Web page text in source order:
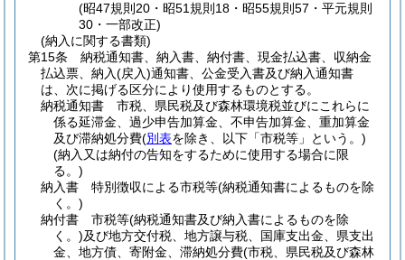
(昭47規則20・昭51規則18・昭55規則57・平元規則
30・一部改正)
(納入に関する書類)
第15条
納税通知書、納入書、納付書、現金払込書、収納金
払込票、納入(戻入)通知書、公金受入書及び納入通知書
は、次に掲げる区分により使用するものとする。
納税通知書 市税、県民税及び森林環境税並びにこれらに
係る延滞金、過少申告加算金、不申告加算金、重加算金
及び滞納処分費(別表を除き、以下「市税等」という。)
(納入又は納付の告知をするために使用する場合に限
る。)
納入書 特別徴収による市税等(納税通知書によるものを除
く。)
納付書 市税等(納税通知書及び納入書によるものを除
く。)及び地方交付税、地方譲与税、国庫支出金、県支出
金、地方債、寄附金、滞納処分費(市税、県民税及び森林